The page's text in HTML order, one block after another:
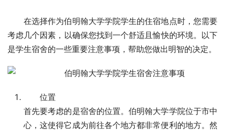
在选择作为伯明翰大学学院学生的住宿地点时，您需要
考虑几个因素，以确保您找到一个舒适且愉快的环境。以下
是学生宿舍的一些重要注意事项，帮助您做出明智的决定。
位置
首先要考虑的是宿舍的位置。伯明翰大学学院位于市中
心，这使得它成为前往各个地方都非常便利的地方。然